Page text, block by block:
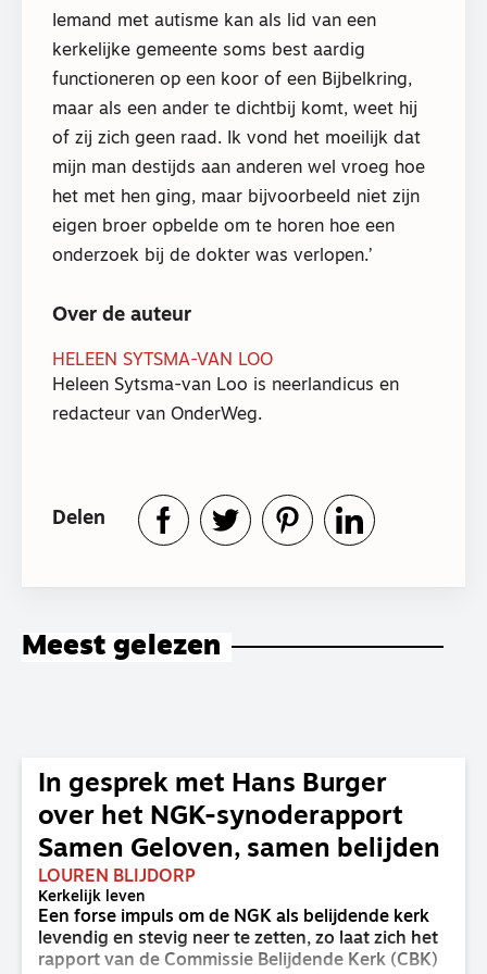
Iemand met autisme kan als lid van een
kerkelijke gemeente soms best aardig
functioneren op een koor of een Bijbelkring,
maar als een ander te dichtbij komt, weet hij
of zij zich geen raad. Ik vond het moeilijk dat
mijn man destijds aan anderen wel vroeg hoe
het met hen ging, maar bijvoorbeeld niet zijn
eigen broer opbelde om te horen hoe een
onderzoek bij de dokter was verlopen.’
Over de auteur
HELEEN SYTSMA-VAN LOO
Heleen Sytsma-van Loo is neerlandicus en
redacteur van OnderWeg.
Delen
Meest gelezen
In gesprek met Hans Burger
over het NGK-synoderapport
Samen Geloven, samen belijden
LOUREN BLIJDORP
Kerkelijk leven
Een forse impuls om de NGK als belijdende kerk
levendig en stevig neer te zetten, zo laat zich het
rapport van de Commissie Belijdende Kerk (CBK)